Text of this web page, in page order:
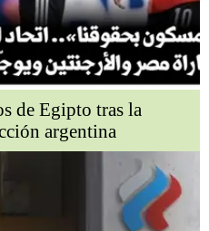
de Egipto tras la
argentina